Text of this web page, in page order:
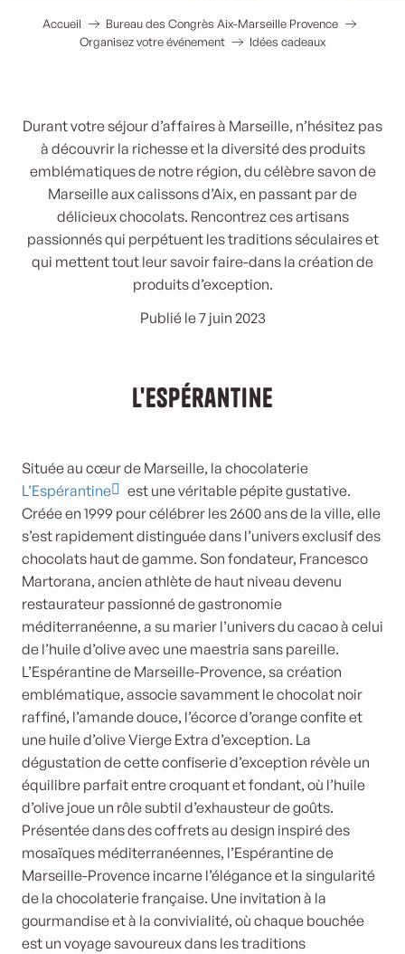
Accueil
Bureau des Congrès Aix-Marseille Provence
Organisez votre événement
Idées cadeaux
Durant votre séjour d’affaires à Marseille, n’hésitez pas
à découvrir la richesse et la diversité des produits
emblématiques de notre région, du célèbre savon de
Marseille aux calissons d’Aix, en passant par de
délicieux chocolats. Rencontrez ces artisans
passionnés qui perpétuent les traditions séculaires et
qui mettent tout leur savoir faire-dans la création de
produits d’exception.
Publié le 7 juin 2023
L'Espérantine
Située au cœur de Marseille, la chocolaterie
L’Espérantine
est une véritable pépite gustative.
Créée en 1999 pour célébrer les 2600 ans de la ville, elle
s’est rapidement distinguée dans l’univers exclusif des
chocolats haut de gamme. Son fondateur, Francesco
Martorana, ancien athlète de haut niveau devenu
restaurateur passionné de gastronomie
méditerranéenne, a su marier l’univers du cacao à celui
de l’huile d’olive avec une maestria sans pareille.
L’Espérantine de Marseille-Provence, sa création
emblématique, associe savamment le chocolat noir
raffiné, l’amande douce, l’écorce d’orange confite et
une huile d’olive Vierge Extra d’exception. La
dégustation de cette confiserie d’exception révèle un
équilibre parfait entre croquant et fondant, où l’huile
d’olive joue un rôle subtil d’exhausteur de goûts.
Présentée dans des coffrets au design inspiré des
mosaïques méditerranéennes, l’Espérantine de
Marseille-Provence incarne l’élégance et la singularité
de la chocolaterie française. Une invitation à la
gourmandise et à la convivialité, où chaque bouchée
est un voyage savoureux dans les traditions